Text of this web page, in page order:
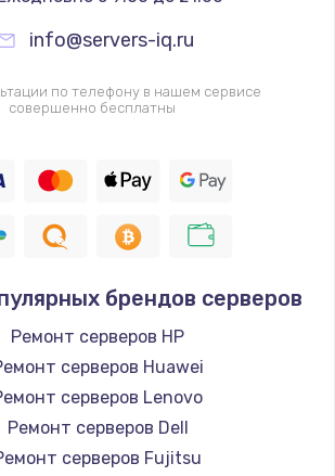
термопредохранителя
700 руб.
Заказать
Замена шнура
Заказать
электронного модуля
управления
Заказать
info@servers-iq.ru
по телефону в нашем сервисе
совершенно бесплатны
брендов серверов
Ремонт серверов HP
серверов Huawei
серверов Lenovo
Ремонт серверов Dell
серверов Fujitsu